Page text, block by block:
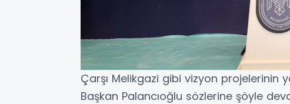
Çarşı Melikgazi gibi vizyon projelerinin
Başkan Palancıoğlu sözlerine şöyle